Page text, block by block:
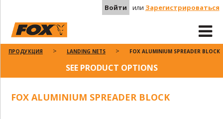
Войти или Зарегистрироваться
ПРОДУКЦИЯ LANDING NETS FOX ALUMINIUM SPREADER BLOCK
SEE PRODUCT OPTIONS
FOX ALUMINIUM SPREADER BLOCK